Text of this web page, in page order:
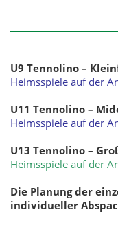
U9 Tennolino –
Heimsspiele auf der
U11 Tennolino –
Heimsspiele auf der
U13 Tennolino –
Heimsspiele auf der
Die Planung der
individueller